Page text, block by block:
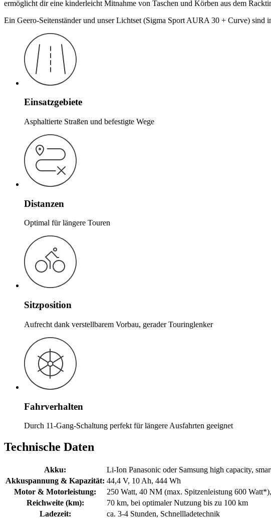
ermöglicht dir eine kinderleicht Mitnahme von Taschen und Körben aus dem
Ein Geero-Seitenständer und unser Lichtset (Sigma Sport AURA 30 + Curve) sind
Einsatzgebiete
Asphaltierte Straßen und befestigte Wege
Distanzen
Optimal für längere Touren
Sitzposition
Aufrecht dank verstellbarem Vorbau, gerader Touringlenker
Fahrverhalten
Durch 11-Gang-Schaltung perfekt für längere Ausfahrten geeignet
Technische Daten
Akku:
Li-Ion Panasonic oder Samsung high capacity,
Akkuspannung & Kapazität: 44,4 V, 10 Ah, 444 Wh
Motor & Motorleistung:
250 Watt, 40 NM (max. Spitzenleistung 600
Reichweite (km):
70 km, bei optimaler Nutzung bis zu 100 km
Ladezeit:
ca. 3-4 Stunden, Schnellladetechnik